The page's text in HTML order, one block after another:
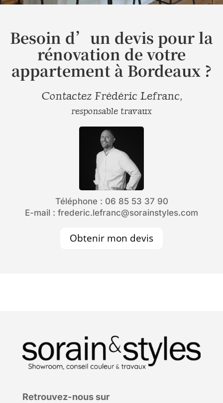
Besoin d’un devis pour la
rénovation de votre
appartement à Bordeaux ?
Contactez Frédéric Lefranc,
responsable travaux
Téléphone : 06 85 53 37 90
E-mail : frederic.lefranc@sorainstyles.com
Obtenir mon devis
Retrouvez-nous sur